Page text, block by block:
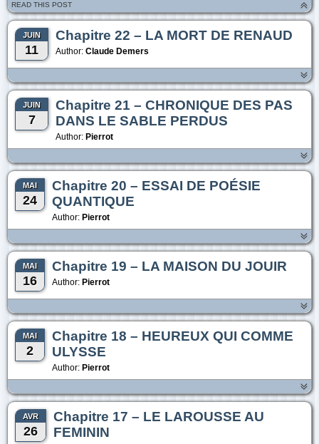
READ THIS POST
JUIN
11
Chapitre 22 – LA MORT DE RENAUD
Author: Claude Demers
JUIN
7
Chapitre 21 – CHRONIQUE DES PAS
DANS LE SABLE PERDUS
Author: Pierrot
MAI
24
Chapitre 20 – ESSAI DE POÉSIE
QUANTIQUE
Author: Pierrot
MAI
16
Chapitre 19 – LA MAISON DU JOUIR
Author: Pierrot
MAI
2
Chapitre 18 – HEUREUX QUI COMME
ULYSSE
Author: Pierrot
AVR
26
Chapitre 17 – LE LAROUSSE AU
FEMININ